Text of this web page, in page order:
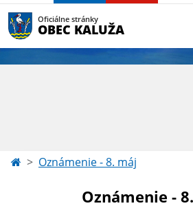
Oficiálne stránky
OBEC KALUŽA
Oznámenie - 8. máj
Oznámenie -